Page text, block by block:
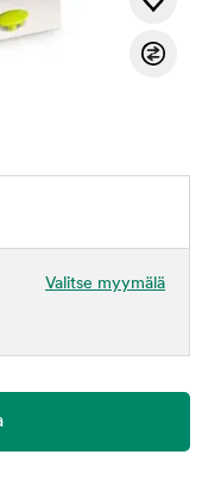
Valitse myymälä